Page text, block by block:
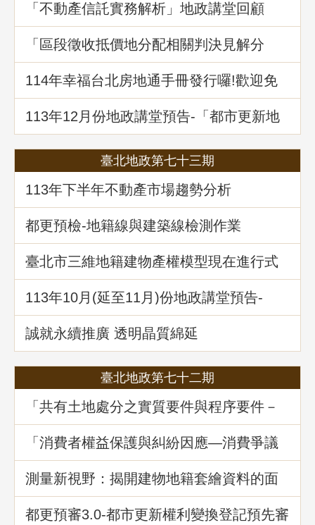
「不動產信託實務解析」地政講堂回顧
「區段徵收抵價地分配相關判決見解分
析」地政講堂回顧
114年幸福台北房地通手冊發行囉!歡迎免
費索取!
113年12月份地政講堂預告-「都市更新地
籍整理全攻略」
臺北地政第七十三期
113年下半年不動產市場趨勢分析
都更預檢-地籍線與建築線檢測作業
臺北市三維地籍建物產權模型現在進行式
113年10⽉(延至11月)份地政講堂預告-
「不動產信託實務解析」
誠就永續推廣 透明晶質綿延
臺北地政第七十二期
「共有土地處分之實質要件與程序要件－
以土地法第34條之1執行要點修正為中心」
地政講堂回顧
「消費者權益保護與糾紛因應—消費爭議
案例分享」地政講堂回顧
測量新視野：揭開建物地籍套繪資料的面
紗
都更預審3.0-都市更新權利變換登記預先審